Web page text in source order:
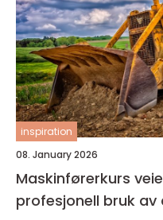
inspiration
08. January 2026
Maskinførerkurs veien til trygg og
profesjonell bruk av